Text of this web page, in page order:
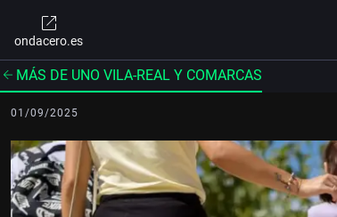
ondacero.es
MÁS DE UNO VILA-REAL Y COMARCAS
01/09/2025